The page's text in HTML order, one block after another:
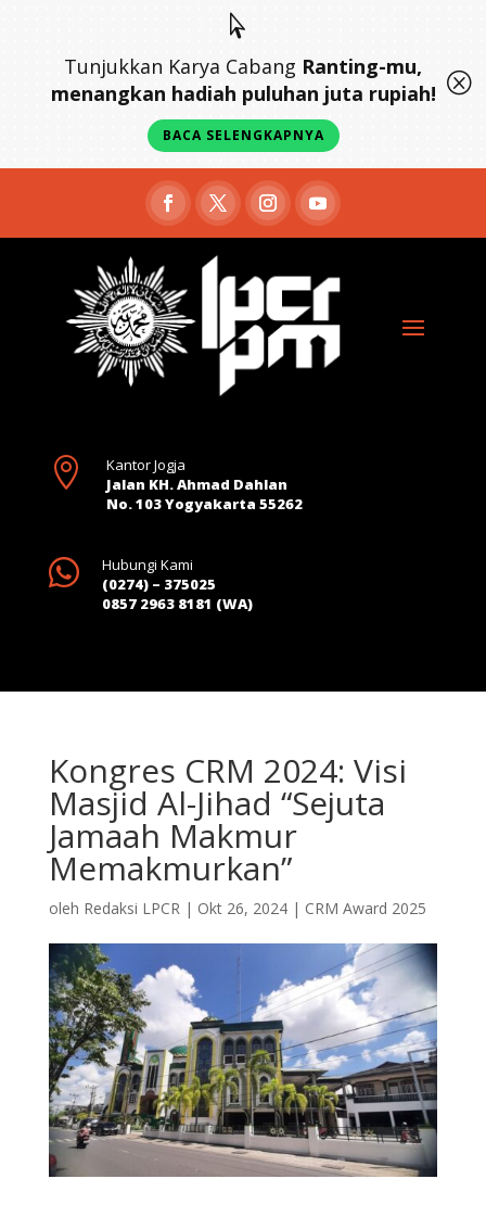

Tunjukkan Karya Cabang Ranting-mu,
menangkan hadiah puluhan juta rupiah!
BACA SELENGKAPNYA
Q

Kantor Jogja
Jalan KH. Ahmad Dahlan
No. 103 Yogyakarta 55262

Hubungi Kami
(0274) – 375025
0857 2963 8181 (WA)
Kongres CRM 2024: Visi
Masjid Al-Jihad “Sejuta
Jamaah Makmur
Memakmurkan”
oleh Redaksi LPCR| Okt 26, 2024| CRM Award 2025